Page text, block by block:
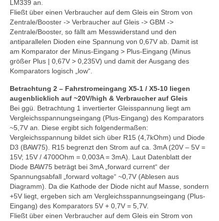
LM339 an.
Fließt über einen Verbraucher auf dem Gleis ein Strom von
Zentrale/Booster -> Verbraucher auf Gleis -> GBM ->
Zentrale/Booster, so fällt am Messwiderstand und den
antiparallelen Dioden eine Spannung von 0,67V ab. Damit ist
am Komparator der Minus-Eingang > Plus-Eingang (Minus
größer Plus | 0,67V > 0,235V) und damit der Ausgang des
Komparators logisch „low“.
Betrachtung 2 – Fahrstromeingang X5-1 / X5-10 liegen
augenblicklich auf ~20V/high & Verbraucher auf Gleis
Bei ggü. Betrachtung 1 invertierter Gleisspannung liegt am
Vergleichsspannungseingang (Plus-Eingang) des Komparators
~5,7V an. Diese ergibt sich folgendermaßen:
Vergleichsspannung bildet sich über R15 (4,7kOhm) und Diode
D3 (BAW75). R15 begrenzt den Strom auf ca. 3mA (20V – 5V =
15V; 15V / 4700Ohm = 0,003A = 3mA). Laut Datenblatt der
Diode BAW75 beträgt bei 3mA „forward current“ der
Spannungsabfall „forward voltage“ ~0,7V (Ablesen aus
Diagramm). Da die Kathode der Diode nicht auf Masse, sondern
+5V liegt, ergeben sich am Vergleichsspannungseingang (Plus-
Eingang) des Komparators 5V + 0,7V = 5,7V.
Fließt über einen Verbraucher auf dem Gleis ein Strom von